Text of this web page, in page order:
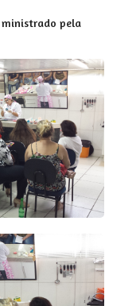
ministrado pela